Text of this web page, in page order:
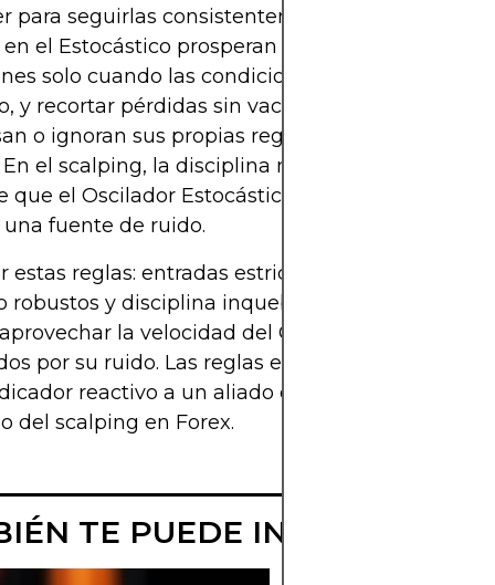
para seguirlas consistentemente. Las
en el Estocástico prosperan con la disciplina:
solo cuando las condiciones se alinean, salir
y recortar pérdidas sin vacilación. Los traders
o ignoran sus propias reglas socavan la
el scalping, la disciplina no es opcional, es el
que el Oscilador Estocástico sea una
fuente de ruido.
estas reglas: entradas estrictas, salidas claras,
robustos y disciplina inquebrantable, los
la velocidad del Oscilador Estocástico
por su ruido. Las reglas estructuradas lo
reactivo a un aliado confiable en el
del scalping en Forex.
TE PUEDE INTERESAR